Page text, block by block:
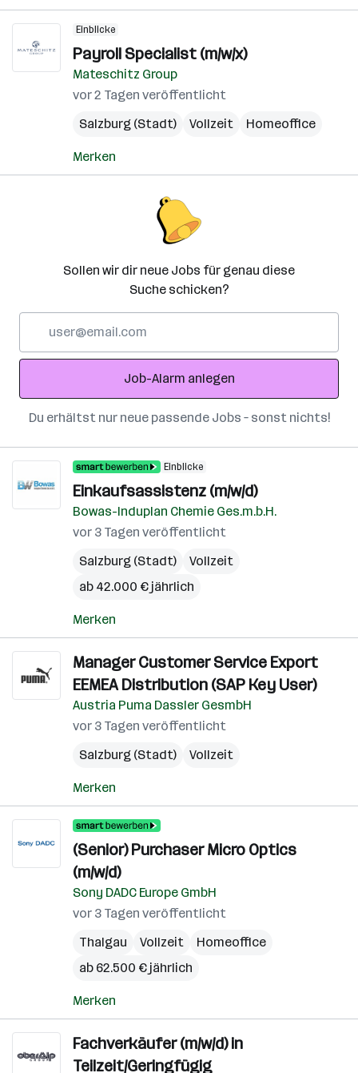
Einblicke
Payroll Specialist (m/w/x)
Mateschitz Group
vor 2 Tagen veröffentlicht
Salzburg (Stadt)
Vollzeit Homeoffice
Merken
Sollen wir dir neue Jobs für genau diese
Suche schicken?
Adresse
Job-Alarm anlegen
Du erhältst nur neue passende Jobs – sonst nichts!
Einblicke
Einkaufsassistenz (m/w/d)
Bowas-Induplan Chemie Ges.m.b.H.
vor 3 Tagen veröffentlicht
Salzburg (Stadt)
Vollzeit
ab 42.000 € jährlich
Merken
Manager Customer Service Export
EEMEA Distribution (SAP Key User)
Austria Puma Dassler GesmbH
vor 3 Tagen veröffentlicht
Salzburg (Stadt)
Vollzeit
Merken
(Senior) Purchaser Micro Optics
(m/w/d)
Sony DADC Europe GmbH
vor 3 Tagen veröffentlicht
Thalgau
Vollzeit
Homeoffice
ab 62.500 € jährlich
Merken
Fachverkäufer (m/w/d) in
Teilzeit/Geringfügig